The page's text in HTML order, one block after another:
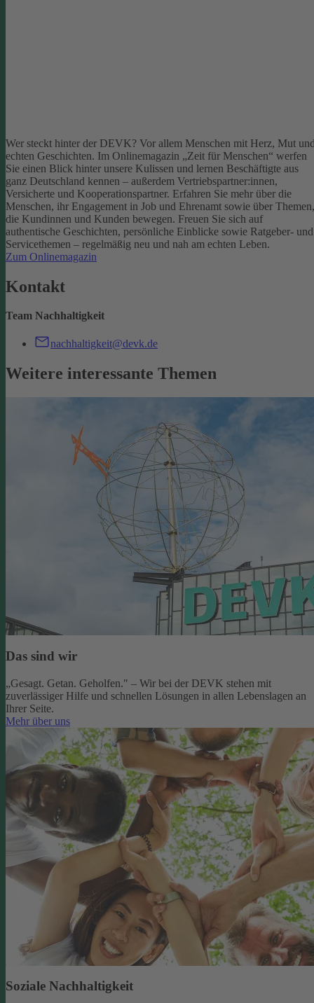
Wer steckt hinter der DEVK? Vor allem Menschen mit Herz, Mut
echten Geschichten. Im Onlinemagazin „Zeit für Menschen“ werfen
Sie einen Blick hinter unsere Kulissen und lernen Beschäftigte aus
ganz Deutschland kennen – außerdem Vertriebspartner:innen,
Versicherte und Kooperationspartner. Erfahren Sie mehr über die
Menschen, ihr Engagement in Job und Ehrenamt sowie über Themen,
die Kundinnen und Kunden bewegen. Freuen Sie sich auf
authentische Geschichten, persönliche Einblicke sowie Ratgeber- und
Servicethemen – regelmäßig neu und nah am echten Leben.
Zum Onlinemagazin
Kontakt
Team Nachhaltigkeit
nachhaltigkeit@devk.de
Weitere interessante Themen
Das sind wir
„Gesagt. Getan. Geholfen." – Wir bei der DEVK stehen mit
zuverlässiger Hilfe und schnellen Lösungen in allen Lebenslagen an
Ihrer Seite.
Mehr über uns
Soziale Nachhaltigkeit